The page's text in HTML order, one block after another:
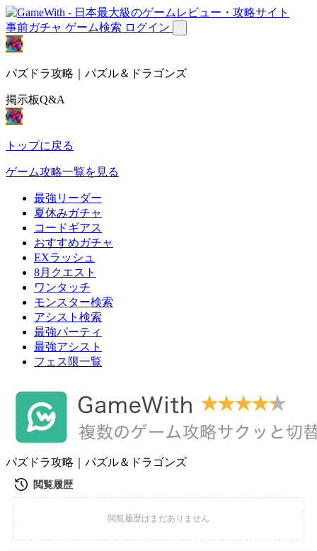
事前ガチャ ゲーム検索 ログイン
パズドラ攻略｜パズル＆ドラゴンズ
掲示板Q&A
トップに戻る
ゲーム攻略一覧を見る
最強リーダー
夏休みガチャ
コードギアス
おすすめガチャ
EXラッシュ
8月クエスト
ワンタッチ
モンスター検索
アシスト検索
最強パーティ
最強アシスト
フェス限一覧
パズドラ攻略｜パズル＆ドラゴンズ